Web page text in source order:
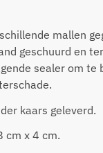
mallen
geschuurd en
sealer om te
kaars geleverd.
cm x 4 cm.